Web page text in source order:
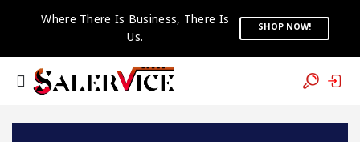
Where There Is Business, There Is
Us.
SHOP NOW!